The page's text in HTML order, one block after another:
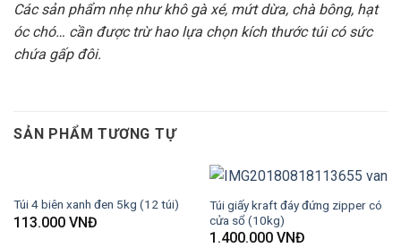
Các sản phẩm nhẹ như khô gà xé, mứt dừa, chà bông, hạt
óc chó… cần được trừ hao lựa chọn kích thước túi có sức
chứa gấp đôi.
SẢN PHẨM TƯƠNG TỰ
Túi 4 biên xanh đen 5kg (12 túi)
113.000 VNĐ
Túi giấy kraft đáy đứng zipper có
cửa sổ (10kg)
1.400.000 VNĐ